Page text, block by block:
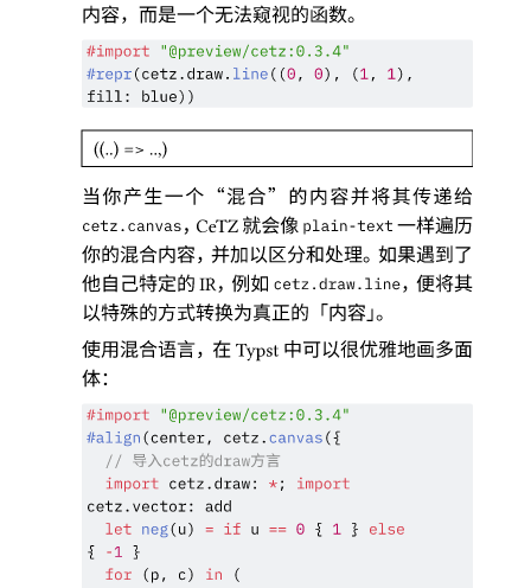
内容， 而是一个无法窥视的函数。
#import
"@preview/cetz:0.3.4"
#repr (cetz . draw . line ( (0 , 0) , (1 , 1) ,
fill : blue ) )
((..) => ..,)
当你产生一个 “混合”的内容并将其传递给
cetz.canvas， CeTZ 就会像 plain-text一样遍历
你的混合内容， 并加以区分和处理。 如果遇到了
他自己特定的IR， 例如 cetz.draw.line， 便将其
以特殊的方式转换为真正的 「 内容」。
使用混合语言， 在 Typst 中可以很优雅地画多面
体：
#import
"@preview/cetz:0.3.4"
#align (center, cetz . canvas ({
// 导入cetz的draw方言
import cetz . draw : * ;
import
cetz . vector :
add
let neg( u) = if u == 0 { 1 }
else
{
- 1
}
for
( p , c ) in
(